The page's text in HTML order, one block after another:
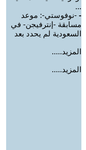
...
- -نوفوستي-: موعد
مسابقة -إنترفيجن- في
السعودية لم يحدد بعد
المزيد.....
المزيد.....